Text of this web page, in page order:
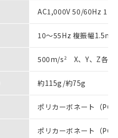
AC1,000V 50/60Hz
10～55Hz 複振幅
500m/s2 X、Y、Z各方
約115g/約75g
ポリカーボネート（PC
ポリカーボネート（PC